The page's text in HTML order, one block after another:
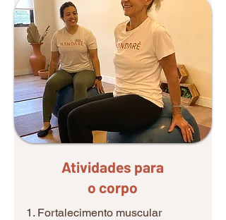
Atividades para
o corpo
1. Fortalecimento muscular